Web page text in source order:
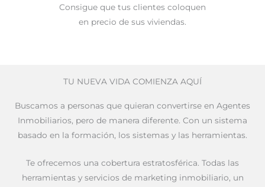
Consigue que tus clientes coloquen
en precio de sus viviendas.
TU NUEVA VIDA COMIENZA AQUÍ
Buscamos a personas que quieran convertirse en Agentes
Inmobiliarios, pero de manera diferente. Con un sistema
basado en la formación, los sistemas y las herramientas.
Te ofrecemos una cobertura estratosférica. Todas las
herramientas y servicios de marketing inmobiliario, un